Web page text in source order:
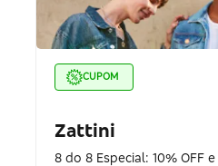
CUPOM
Zattini
8 do 8 Especial: 10% OFF